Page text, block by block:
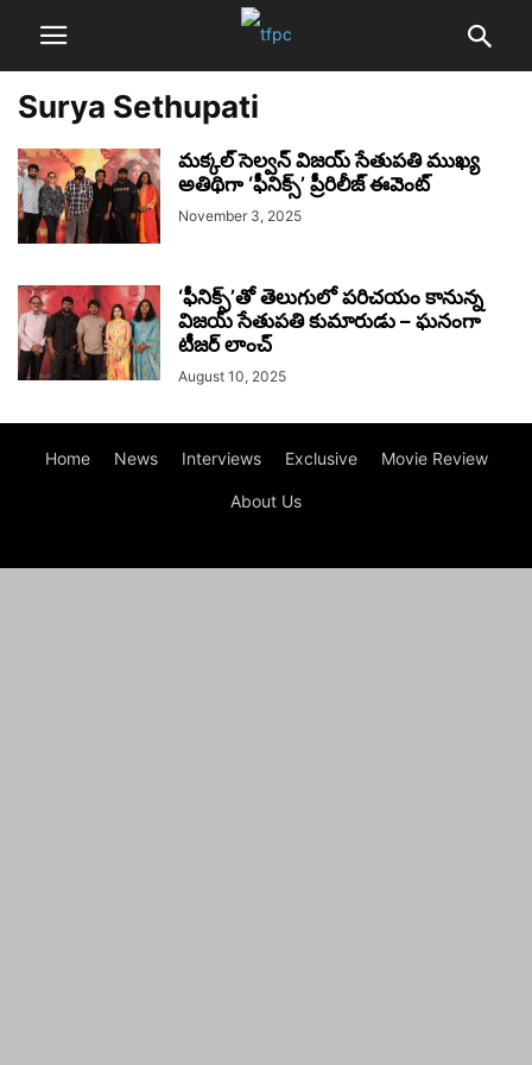
Surya Sethupati
మక్కల్ సెల్వన్ విజయ్ సేతుపతి ముఖ్య
అతిథిగా ‘ఫీనిక్స్’ ప్రీరిలీజ్ ఈవెంట్
November 3, 2025
‘ఫీనిక్స్’తో తెలుగులో పరిచయం కానున్న
విజయ్ సేతుపతి కుమారుడు – ఘనంగా
టీజర్ లాంచ్
August 10, 2025
Home News Interviews Exclusive Movie Review
About Us